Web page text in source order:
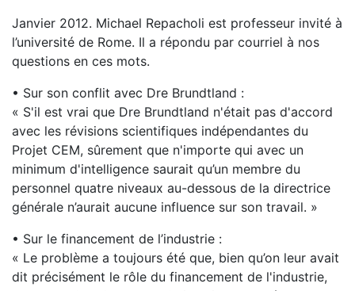
Janvier 2012. Michael Repacholi est professeur invité à
l’université de Rome. Il a répondu par courriel à nos
questions en ces mots.
• Sur son conflit avec Dre Brundtland :
« S'il est vrai que Dre Brundtland n'était pas d'accord
avec les révisions scientifiques indépendantes du
Projet CEM, sûrement que n'importe qui avec un
minimum d'intelligence saurait qu’un membre du
personnel quatre niveaux au-dessous de la directrice
générale n’aurait aucune influence sur son travail. »
• Sur le financement de l’industrie :
« Le problème a toujours été que, bien qu’on leur avait
dit précisément le rôle du financement de l'industrie,